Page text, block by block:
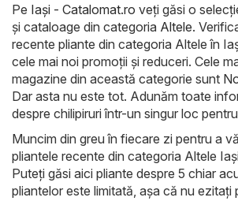
Pe Iași - Catalomat.ro veți găsi o
și cataloage din categoria Altele.
recente pliante din categoria Altele în
cele mai noi promoții și reduceri. Cele
magazine din această categorie sunt
Dar asta nu este tot. Adunăm toate
despre chilipiruri într-un singur loc
Muncim din greu în fiecare zi pentru a
pliantele recente din categoria Altele
Puteți găsi aici pliante despre 5 chiar
pliantelor este limitată, așa că nu ezitați